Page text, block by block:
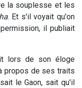
la souplesse et les
. Et s'il voyait qu'on
il publiait
lors de son éloge
propos de ses traits
le Gaon, sait qu'il